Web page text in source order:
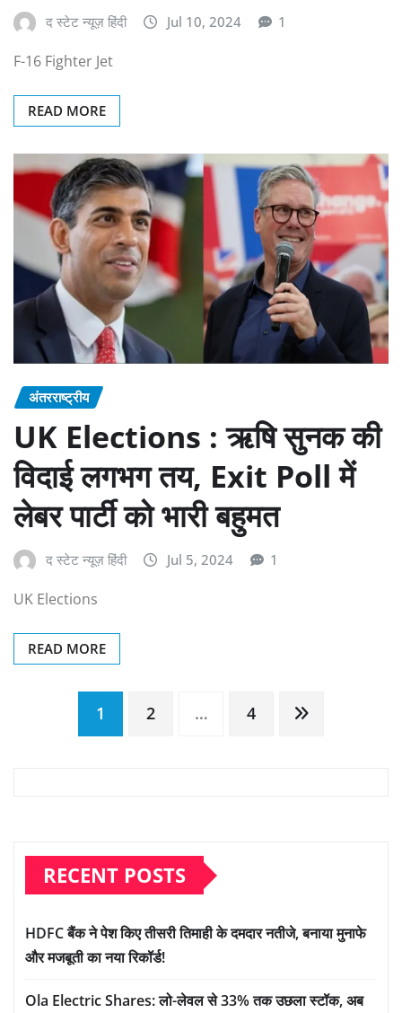
द स्टेट न्यूज़ हिंदी Jul 10, 2024 1
F-16 Fighter Jet
READ MORE
अंतरराष्ट्रीय
UK Elections : ऋषि सुनक की
विदाई लगभग तय, Exit Poll में
लेबर पार्टी को भारी बहुमत
द स्टेट न्यूज़ हिंदी Jul 5, 2024 1
UK Elections
READ MORE
Posts
1 2 … 4
RECENT POSTS
HDFC बैंक ने पेश किए तीसरी तिमाही के दमदार नतीजे, बनाया मुनाफे
और मजबूती का नया रिकॉर्ड!
Ola Electric Shares: लो-लेवल से 33% तक उछला स्टॉक, अब